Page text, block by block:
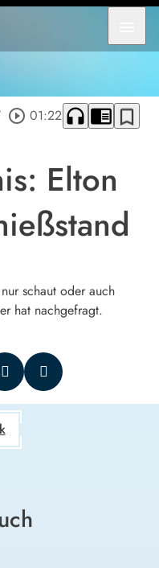
play_circle_outline 01:22 headphones chrome_reader_mode bookmark_border
Elton
schaut oder auch
hat nachgefragt.